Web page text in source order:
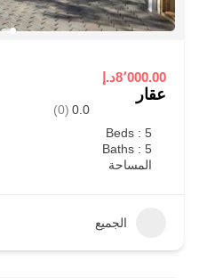
8٬000.00د.إ
عقار
0.0
(0)
Beds : 5
Baths : 5
المساحة
الجميع